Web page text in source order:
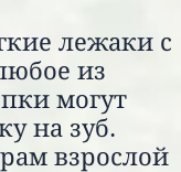
лежаки с
из
могут
на зуб.
взрослой